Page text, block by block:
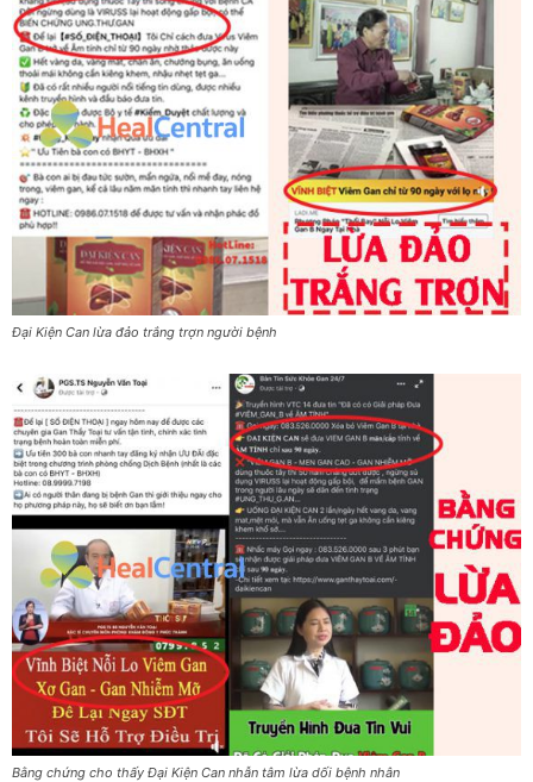
Đại Kiện Can lừa đảo trắng trợn người bệnh
Bằng chứng cho thấy Đại Kiện Can nhẫn tâm lừa dối bệnh nhân